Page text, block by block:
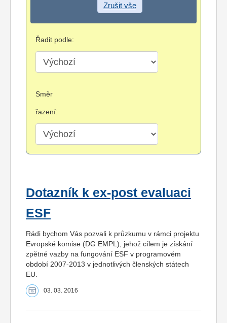
Zrušit vše
Řadit podle:
Směr
řazení:
Dotazník k ex-post evaluaci
ESF
Rádi bychom Vás pozvali k průzkumu v rámci projektu
Evropské komise (DG EMPL), jehož cílem je získání
zpětné vazby na fungování ESF v programovém
období 2007-2013 v jednotlivých členských státech
EU.
03. 03. 2016